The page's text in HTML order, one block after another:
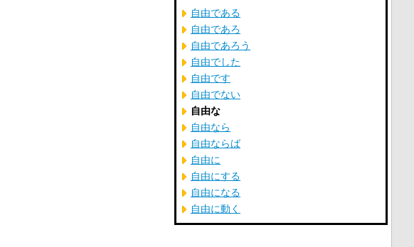
自由である
自由であろ
自由であろう
自由でした
自由です
自由でない
自由な
自由なら
自由ならば
自由に
自由にする
自由になる
自由に動く